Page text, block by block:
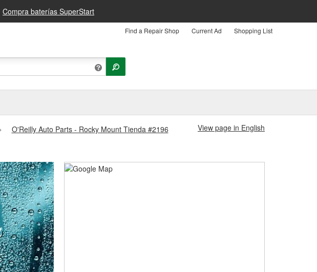
Compra baterías SuperStart
Find a Repair Shop Current Ad Shopping List
O'Reilly Auto Parts - Rocky Mount Tienda #2196
View page in English